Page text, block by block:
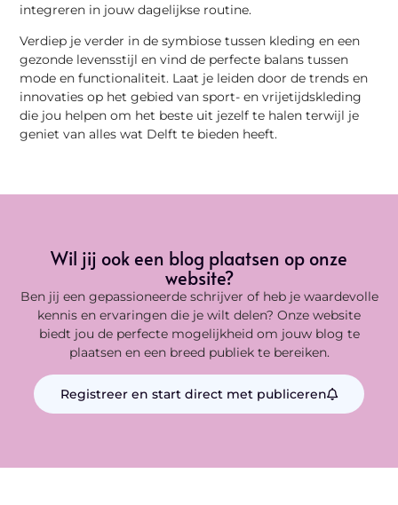
integreren in jouw dagelijkse routine.
Verdiep je verder in de symbiose tussen kleding en een
gezonde levensstijl en vind de perfecte balans tussen
mode en functionaliteit. Laat je leiden door de trends en
innovaties op het gebied van sport- en vrijetijdskleding
die jou helpen om het beste uit jezelf te halen terwijl je
geniet van alles wat Delft te bieden heeft.
Wil jij ook een blog plaatsen op onze
website?
Ben jij een gepassioneerde schrijver of heb je waardevolle
kennis en ervaringen die je wilt delen? Onze website
biedt jou de perfecte mogelijkheid om jouw blog te
plaatsen en een breed publiek te bereiken.
Registreer en start direct met publiceren